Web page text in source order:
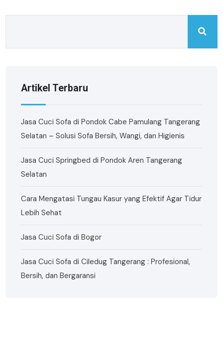
Artikel Terbaru
Jasa Cuci Sofa di Pondok Cabe Pamulang Tangerang
Selatan – Solusi Sofa Bersih, Wangi, dan Higienis
Jasa Cuci Springbed di Pondok Aren Tangerang
Selatan
Cara Mengatasi Tungau Kasur yang Efektif Agar Tidur
Lebih Sehat
Jasa Cuci Sofa di Bogor
Jasa Cuci Sofa di Ciledug Tangerang : Profesional,
Bersih, dan Bergaransi